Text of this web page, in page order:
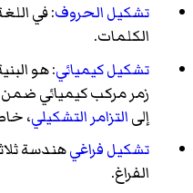
تشكيل الحروف: في
الكلمات.
تشكيل كيميائي: هو
زمر مركب كيميائي ضمن
إلىالتزامر التشكيلي،
تشكيل فراغيهندسة
الفراغ.